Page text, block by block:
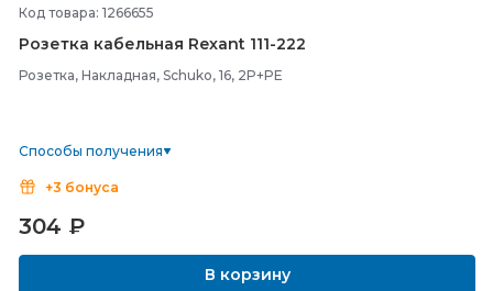
Код товара: 1266655
Розетка кабельная Rexant 111-222
Розетка, Накладная, Schuko, 16, 2P+PE
Способы получения
+3 бонуса
304 ₽
В корзину